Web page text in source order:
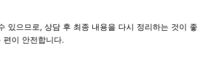
있으므로, 상담 후 최종 내용을 다시 정리하는 것이 좋
이 안전합니다.